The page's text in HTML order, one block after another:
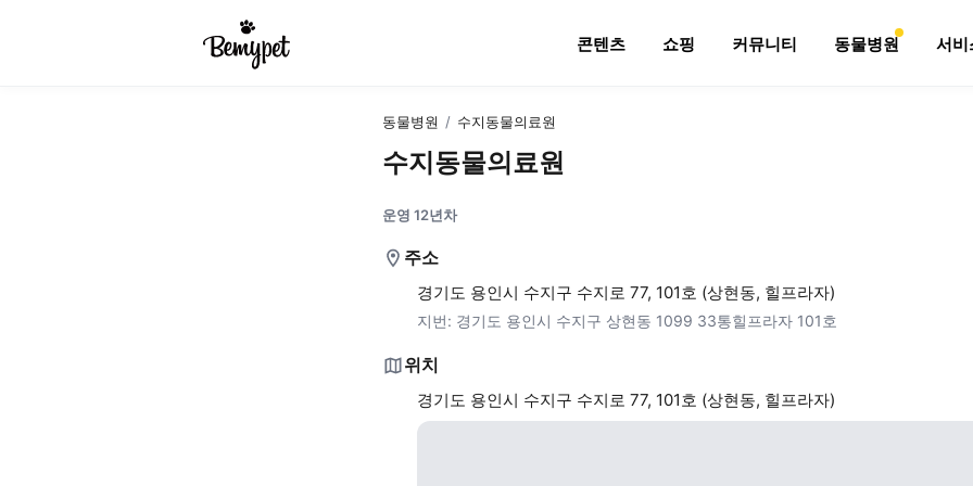
콘텐츠 쇼핑 커뮤니티 동물병원 서비
동물병원 / 수지동물의료원
수지동물의료원
운영 12년차
주소
경기도 용인시 수지구 수지로 77, 101호 (상현동, 힐프라자)
지번: 경기도 용인시 수지구 상현동 1099 33통힐프라자 101호
위치
경기도 용인시 수지구 수지로 77, 101호 (상현동, 힐프라자)